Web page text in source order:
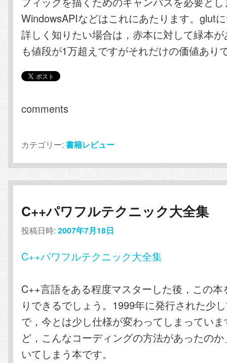
WindowsAPIなどはこれにあたります。glut
詳しく知りたい場合は，赤本に対して緑本
も値段が1万超えですがそれだけの価値あり
comments
カテゴリー: 書籍レビュー
C++パワフルテクニック大全集
投稿日時:2007年7月18日
C++パワフルテクニック大全集
C++言語をある程度マスターした後，この
りできるでしょう。1999年に発行された少
で，今とは少し仕様が変わってしまってい
ど，こんなコーディングの方法があったの
いてしまう本です。